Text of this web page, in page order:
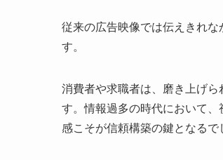
従来の広告映像では伝えきれ
す。
消費者や求職者は、磨き上げ
す。情報過多の時代において
感こそが信頼構築の鍵となるで